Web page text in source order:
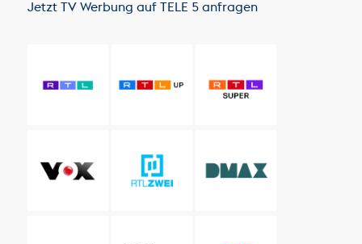
Jetzt TV Werbung auf TELE 5 anfragen